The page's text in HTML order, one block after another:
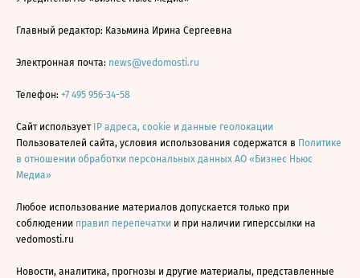
Главный редактор: Казьмина Ирина Сергеевна
Электронная почта: news@vedomosti.ru
Телефон: +7 495 956-34-58
Сайт использует IP адреса, cookie и данные геолокации
Пользователей сайта, условия использования содержатся в Политике
в отношении обработки персональных данных АО «Бизнес Ньюс
Медиа»
Любое использование материалов допускается только при
соблюдении правил перепечатки и при наличии гиперссылки на
vedomosti.ru
Новости, аналитика, прогнозы и другие материалы, представленные